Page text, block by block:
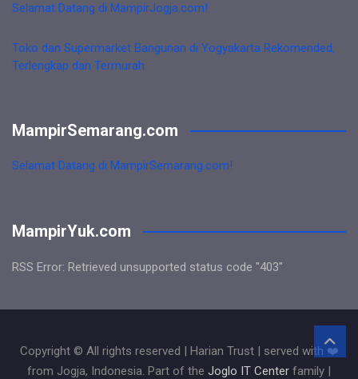
Selamat Datang di MampirJogja.com!
Toko dan Supermarket Bangunan di Yogyakarta Rekomended,
Terlengkap dan Termurah
MampirSemarang.com
Selamat Datang di MampirSemarang.com!
MampirYuk.com
RSS Error: Retrieved unsupported status code "403"
Copyright © All rights reserved | Harian Trust | served with ❤️
from Jogja, Indonesia. Part of the Joglo IT Center family |